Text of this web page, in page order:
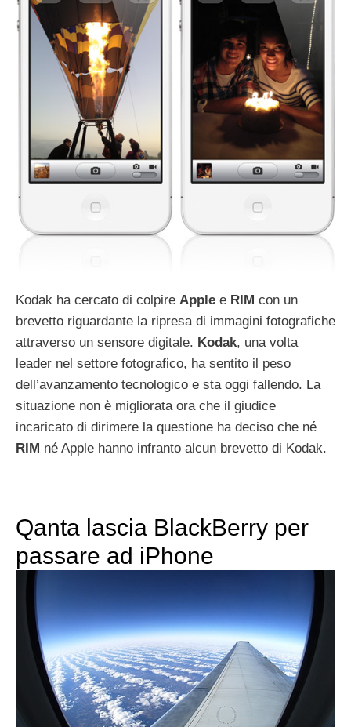
Kodak ha cercato di colpire Apple e RIM con un
brevetto riguardante la ripresa di immagini fotografiche
attraverso un sensore digitale. Kodak, una volta
leader nel settore fotografico, ha sentito il peso
dell’avanzamento tecnologico e sta oggi fallendo. La
situazione non è migliorata ora che il giudice
incaricato di dirimere la questione ha deciso che né
RIM né Apple hanno infranto alcun brevetto di Kodak.
Qanta lascia BlackBerry per
passare ad iPhone